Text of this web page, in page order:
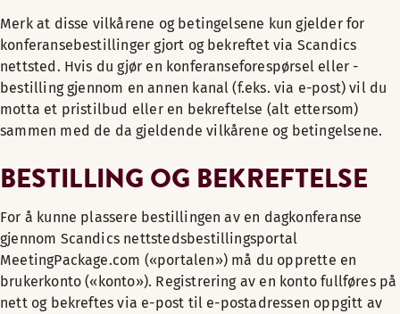
Merk at disse vilkårene og betingelsene kun gjelder for
konferansebestillinger gjort og bekreftet via Scandics
nettsted. Hvis du gjør en konferanseforespørsel eller -
bestilling gjennom en annen kanal (f.eks. via e-post) vil du
motta et pristilbud eller en bekreftelse (alt ettersom)
sammen med de da gjeldende vilkårene og betingelsene.
BESTILLING OG BEKREFTELSE
For å kunne plassere bestillingen av en dagkonferanse
gjennom Scandics nettstedsbestillingsportal
MeetingPackage.com («portalen») må du opprette en
brukerkonto («konto»). Registrering av en konto fullføres på
nett og bekreftes via e-post til e-postadressen oppgitt av